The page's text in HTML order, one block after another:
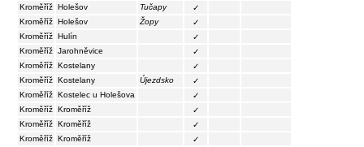
Kroměříž Holešov Tučapy
✓
Kroměříž Holešov Žopy
✓
Kroměříž Hulín
✓
Kroměříž Jarohněvice
✓
Kroměříž Kostelany
✓
Kroměříž Kostelany Újezdsko
✓
Kroměříž Kostelec u Holešova
✓
Kroměříž Kroměříž
✓
Kroměříž Kroměříž
✓
Kroměříž Kroměříž
✓